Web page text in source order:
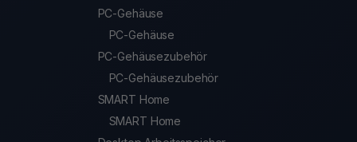
PC-Gehäuse
PC-Gehäuse
PC-Gehäusezubehör
PC-Gehäusezubehör
SMART Home
SMART Home